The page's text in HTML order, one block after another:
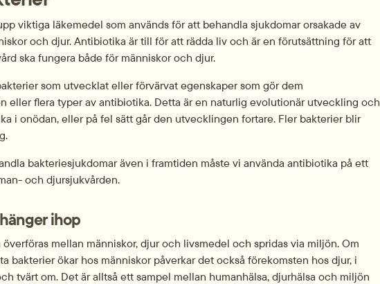
viktiga läkemedel som används för att behandla sjukdomar orsakade av
och djur. Antibiotika är till för att rädda liv och är en förutsättning för att
ska fungera både för människor och djur.
som utvecklat eller förvärvat egenskaper som gör dem
eller flera typer av antibiotika. Detta är en naturlig evolutionär utveckling och
i onödan, eller på fel sätt går den utvecklingen fortare. Fler bakterier blir
bakteriesjukdomar även i framtiden måste vi använda antibiotika på ett
och djursjukvården.
ihop
mellan människor, djur och livsmedel och spridas via miljön. Om
bakterier ökar hos människor påverkar det också förekomsten hos djur, i
tvärt om. Det är alltså ett sampel mellan humanhälsa, djurhälsa och miljön